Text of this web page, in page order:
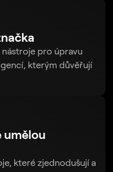
pro úpravu
kterým důvěřují
umělou
které zjednodušují a